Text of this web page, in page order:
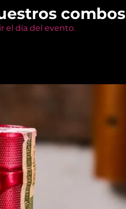
combos
el día del evento.